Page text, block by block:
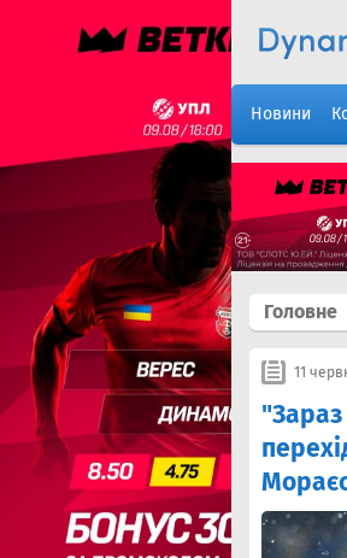
Новини
Головне
11